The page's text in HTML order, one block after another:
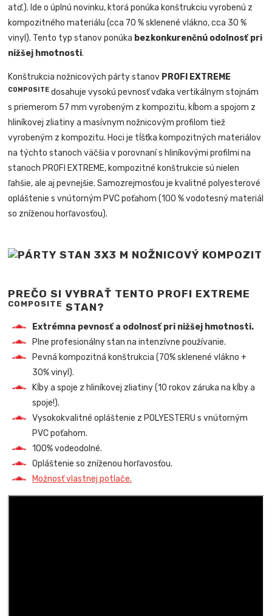
atď.). Ide o úplnú novinku, ktorá ponúka konštrukciu vyrobenú z
kompozitného materiálu (cca 70 % sklenené vlákno, cca 30 %
vinyl). Tento typ stanov ponúka bezkonkurenčnú odolnosť pri
nižšej hmotnosti.
Konštrukcia nožnicových párty stanov PROFI EXTREME
COMPOSITE dosahuje vysokú pevnosť vďaka vertikálnym stojnám
s priemerom 57 mm vyrobeným z kompozitu, kĺbom a spojom z
hliníkovej zliatiny a masívnym nožnicovým profilom tiež
vyrobeným z kompozitu. Hoci je tĺšťka kompozitných materiálov
na týchto stanoch väčšia v porovnaní s hliníkovými profilmi na
stanoch PROFI EXTREME, kompozitné konštrukcie sú nielen
ľahšie, ale aj pevnejšie. Samozrejmosťou je kvalitné polyesterové
opláštenie s vnútorným PVC poťahom (100 % vodotesný materiál
so zníženou horľavosťou).
PREČO SI VYBRAŤ TENTO PROFI EXTREME
COMPOSITE STAN?
Extrémna pevnosť a odolnosť pri nižšej hmotnosti.
Plne profesionálny stan na intenzívne používanie.
Pevná kompozitná konštrukcia (70% sklenené vlákno +
30% vinyl).
Kĺby a spoje z hliníkovej zliatiny (10 rokov záruka na kĺby a
spoje!).
Vysokokvalitné opláštenie z POLYESTERU s vnútorným
PVC poťahom.
100% vodeodolné.
Opláštenie so zníženou horľavosťou.
Možnosť vlastnej potlače.